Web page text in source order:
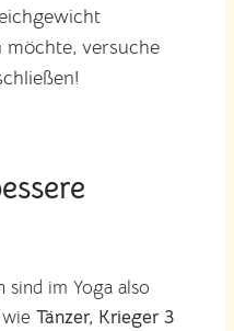
versuche
sind im Yoga also
Tänzer, Krieger 3